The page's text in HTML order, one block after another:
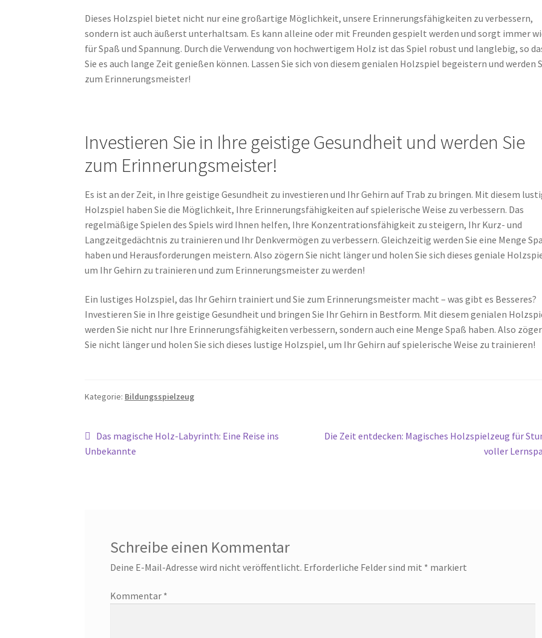
Dieses Holzspiel bietet nicht nur eine großartige Möglichkeit, unsere Erinnerungsfähigkeiten zu verbessern,
sondern ist auch äußerst unterhaltsam. Es kann alleine oder mit Freunden gespielt werden und sorgt immer
für Spaß und Spannung. Durch die Verwendung von hochwertigem Holz ist das Spiel robust und langlebig, so
Sie es auch lange Zeit genießen können. Lassen Sie sich von diesem genialen Holzspiel begeistern und werden
zum Erinnerungsmeister!
Investieren Sie in Ihre geistige Gesundheit und werden Sie
zum Erinnerungsmeister!
Es ist an der Zeit, in Ihre geistige Gesundheit zu investieren und Ihr Gehirn auf Trab zu bringen. Mit diesem
Holzspiel haben Sie die Möglichkeit, Ihre Erinnerungsfähigkeiten auf spielerische Weise zu verbessern. Das
regelmäßige Spielen des Spiels wird Ihnen helfen, Ihre Konzentrationsfähigkeit zu steigern, Ihr Kurz- und
Langzeitgedächtnis zu trainieren und Ihr Denkvermögen zu verbessern. Gleichzeitig werden Sie eine Menge
haben und Herausforderungen meistern. Also zögern Sie nicht länger und holen Sie sich dieses geniale
um Ihr Gehirn zu trainieren und zum Erinnerungsmeister zu werden!
Ein lustiges Holzspiel, das Ihr Gehirn trainiert und Sie zum Erinnerungsmeister macht – was gibt es Besseres?
Investieren Sie in Ihre geistige Gesundheit und bringen Sie Ihr Gehirn in Bestform. Mit diesem genialen
werden Sie nicht nur Ihre Erinnerungsfähigkeiten verbessern, sondern auch eine Menge Spaß haben. Also
Sie nicht länger und holen Sie sich dieses lustige Holzspiel, um Ihr Gehirn auf spielerische Weise zu trainieren!
Kategorie: Bildungsspielzeug
Beitragsnavigation
Vorheriger
Beitrag:
Das magische Holz-Labyrinth: Eine Reise ins
Unbekannte
Nächster
Die Zeit entdecken: Magisches Holzspielzeug für
voller
Schreibe einen Kommentar
Deine E-Mail-Adresse wird nicht veröffentlicht. Erforderliche Felder sind mit * markiert
Kommentar *